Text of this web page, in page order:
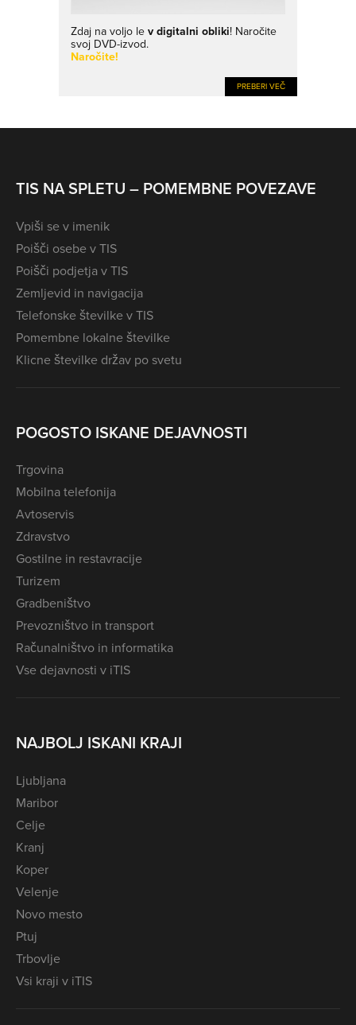
Zdaj na voljo lev digitalni obliki! Naročite
svoj DVD-izvod.
Naročite!
PREBERI VEČ
TIS NA SPLETU – POMEMBNE POVEZAVE
Vpiši se v imenik
Poišči osebe v TIS
Poišči podjetja v TIS
Zemljevid in navigacija
Telefonske številke v TIS
Pomembne lokalne številke
Klicne številke držav po svetu
POGOSTO ISKANE DEJAVNOSTI
Trgovina
Mobilna telefonija
Avtoservis
Zdravstvo
Gostilne in restavracije
Turizem
Gradbeništvo
Prevozništvo in transport
Računalništvo in informatika
Vse dejavnosti v iTIS
NAJBOLJ ISKANI KRAJI
Ljubljana
Maribor
Celje
Kranj
Koper
Velenje
Novo mesto
Ptuj
Trbovlje
Vsi kraji v iTIS